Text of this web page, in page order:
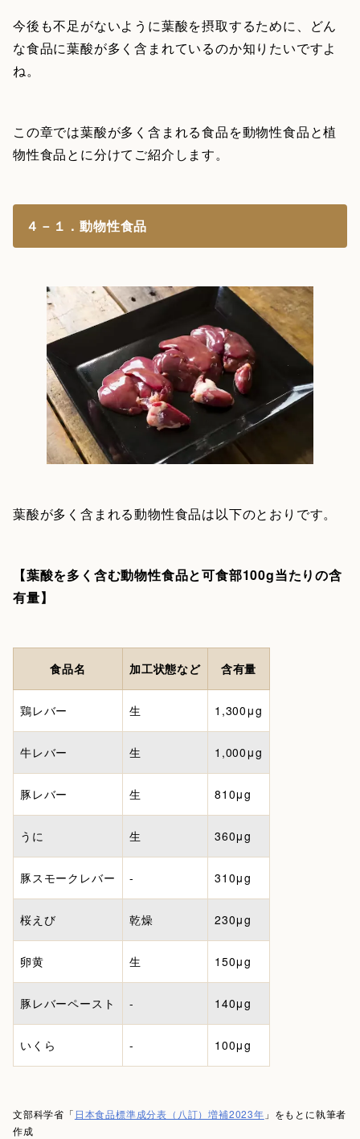
今後も不足がないように葉酸を摂取するために、どん
な食品に葉酸が多く含まれているのか知りたいですよ
ね。
この章では葉酸が多く含まれる食品を動物性食品と植
物性食品とに分けてご紹介します。
４－１．動物性食品
葉酸が多く含まれる動物性食品は以下のとおりです。
【葉酸を多く含む動物性食品と可食部100g当たりの含
有量】
食品名 加工状態など 含有量
鶏レバー 生 1,300μg
牛レバー 生 1,000μg
豚レバー 生 810μg
うに 生 360μg
豚スモークレバー - 310μg
桜えび 乾燥 230μg
卵黄 生 150μg
豚レバーペースト - 140μg
いくら - 100μg
文部科学省「 日本食品標準成分表（八訂）増補2023年 」をもとに執筆者
作成